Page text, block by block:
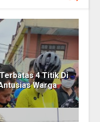
4 Titik Di
Warga